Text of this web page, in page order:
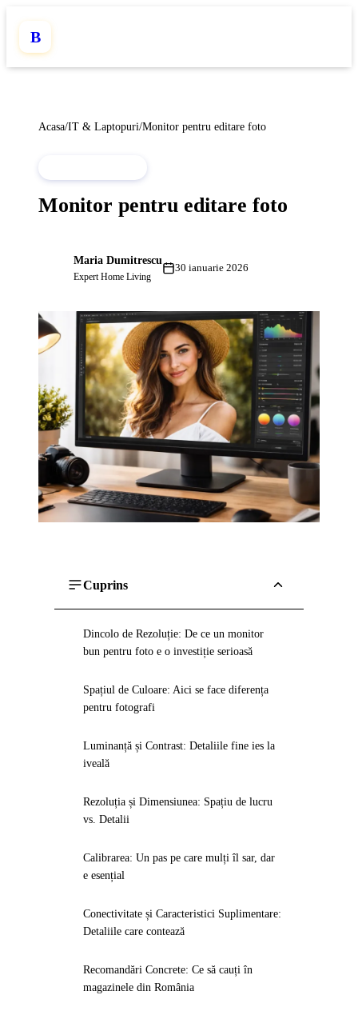
B
Acasa/IT & Laptopuri/Monitor pentru editare foto
Monitor pentru editare foto
Maria Dumitrescu
Expert Home Living
30 ianuarie 2026
Cuprins
Dincolo de Rezoluție: De ce un monitor
bun pentru foto e o investiție serioasă
Spațiul de Culoare: Aici se face diferența
pentru fotografi
Luminanță și Contrast: Detaliile fine ies la
iveală
Rezoluția și Dimensiunea: Spațiu de lucru
vs. Detalii
Calibrarea: Un pas pe care mulți îl sar, dar
e esențial
Conectivitate și Caracteristici Suplimentare:
Detaliile care contează
Recomandări Concrete: Ce să cauți în
magazinele din România